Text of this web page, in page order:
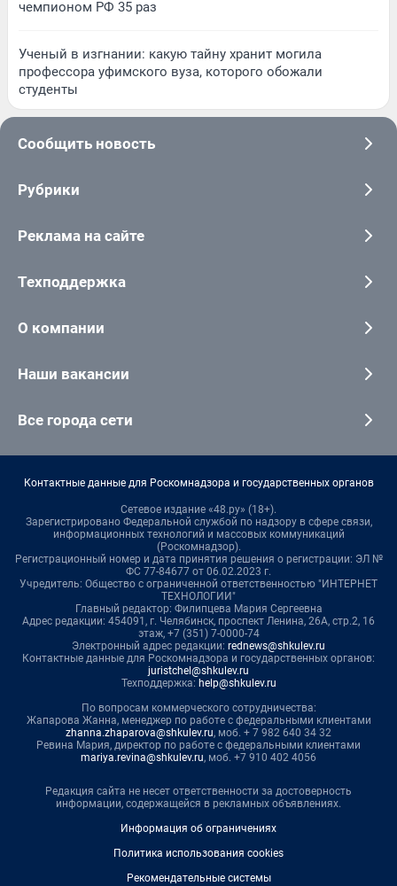
чемпионом РФ 35 раз
Ученый в изгнании: какую тайну хранит могила
профессора уфимского вуза, которого обожали
студенты
Сообщить новость
Рубрики
Реклама на сайте
Техподдержка
О компании
Наши вакансии
Все города сети
Контактные данные для Роскомнадзора и государственных органов
Сетевое издание «48.ру» (18+).
Зарегистрировано Федеральной службой по надзору в сфере связи,
информационных технологий и массовых коммуникаций
(Роскомнадзор).
Регистрационный номер и дата принятия решения о регистрации: ЭЛ №
ФС 77-84677 от 06.02.2023 г.
Учредитель: Общество с ограниченной ответственностью "ИНТЕРНЕТ
ТЕХНОЛОГИИ"
Главный редактор: Филипцева Мария Сергеевна
Адрес редакции: 454091, г. Челябинск, проспект Ленина, 26А, стр.2, 16
этаж, +7 (351) 7-0000-74
Электронный адрес редакции: rednews@shkulev.ru
Контактные данные для Роскомнадзора и государственных органов:
juristchel@shkulev.ru
Техподдержка: help@shkulev.ru
По вопросам коммерческого сотрудничества:
Жапарова Жанна, менеджер по работе с федеральными клиентами
zhanna.zhaparova@shkulev.ru, моб. + 7 982 640 34 32
Ревина Мария, директор по работе с федеральными клиентами
mariya.revina@shkulev.ru, моб. +7 910 402 4056
Редакция сайта не несет ответственности за достоверность
информации, содержащейся в рекламных объявлениях.
Информация об ограничениях
Политика использования cookies
Рекомендательные системы